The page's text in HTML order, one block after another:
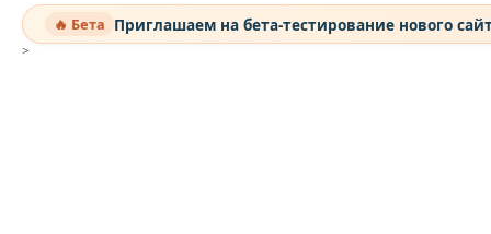
🔥 Бета Приглашаем на бета-тестирование нового
>